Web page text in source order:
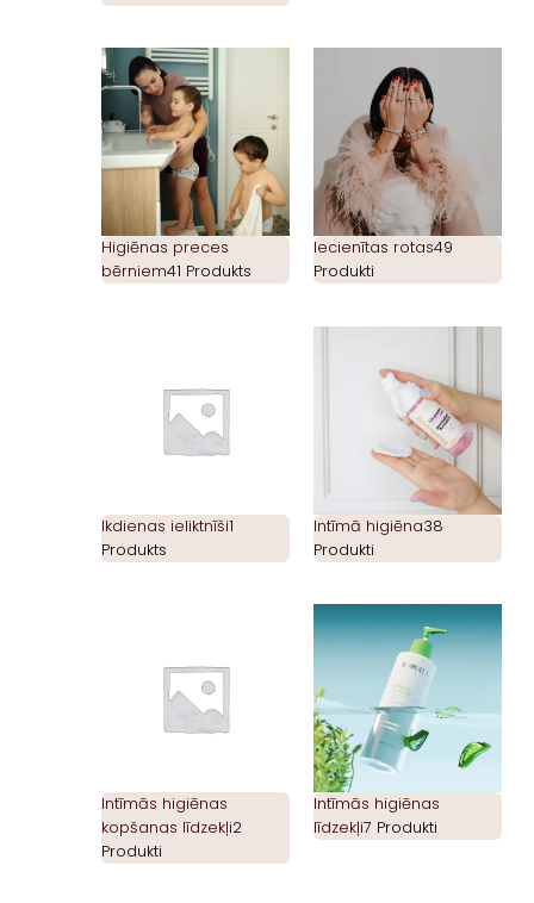
Higiēnas preces
bērniem41 Produkts
Iecienītas rotas49
Produkti
Ikdienas ieliktnīši1
Produkts
Intīmā higiēna38
Produkti
Intīmās higiēnas
kopšanas līdzekļi2
Produkti
Intīmās higiēnas
līdzekļi7 Produkti